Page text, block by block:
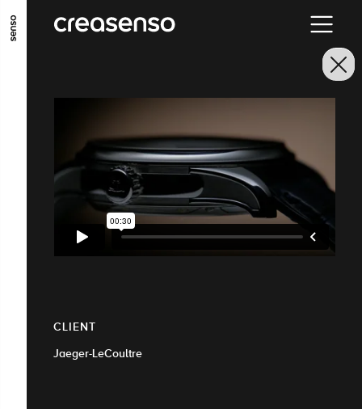
ALLER AU CONTENU PRINCIPAL
CLIENT
Jaeger-LeCoultre